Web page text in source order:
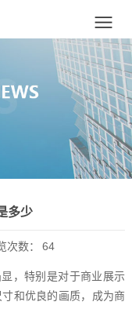
多少
次数： 64
，特别是对于商业展示
寸和优良的画质，成为商